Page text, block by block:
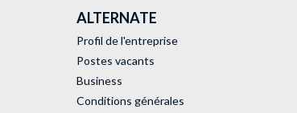
ALTERNATE
Profil de l'entreprise
Postes vacants
Business
Conditions générales